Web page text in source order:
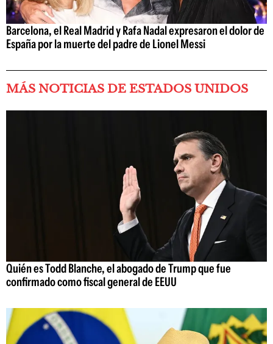
Barcelona, el Real Madrid y Rafa Nadal expresaron el dolor de
España por la muerte del padre de Lionel Messi
MÁS NOTICIAS DE ESTADOS UNIDOS
Quién es Todd Blanche, el abogado de Trump que fue
confirmado como fiscal general de EEUU